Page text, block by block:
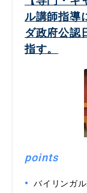
ル講師指導
ダ政府公認
指す。
points
バイリンガ